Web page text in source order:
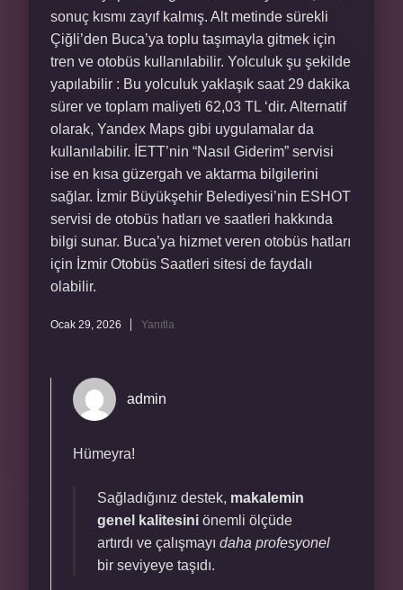
sonuç kısmı zayıf kalmış. Alt metinde sürekli
Çiğli’den Buca’ya toplu taşımayla gitmek için
tren ve otobüs kullanılabilir. Yolculuk şu şekilde
yapılabilir : Bu yolculuk yaklaşık saat 29 dakika
sürer ve toplam maliyeti 62,03 TL ‘dir. Alternatif
olarak, Yandex Maps gibi uygulamalar da
kullanılabilir. İETT’nin “Nasıl Giderim” servisi
ise en kısa güzergah ve aktarma bilgilerini
sağlar. İzmir Büyükşehir Belediyesi’nin ESHOT
servisi de otobüs hatları ve saatleri hakkında
bilgi sunar. Buca’ya hizmet veren otobüs hatları
için İzmir Otobüs Saatleri sitesi de faydalı
olabilir.
Ocak 29, 2026 Yanıtla
admin
Hümeyra!
Sağladığınız destek, makalemin
genel kalitesini önemli ölçüde
artırdı ve çalışmayı daha profesyonel
bir seviyeye taşıdı.